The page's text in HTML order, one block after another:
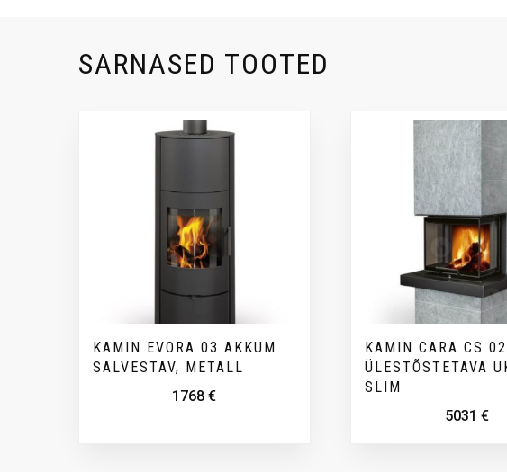
SARNASED TOOTED
KAMIN EVORA 03 AKKUM
SALVESTAV, METALL
1768€
KAMIN CARA CS
ÜLESTÕSTETAVA
SLIM
5031 €